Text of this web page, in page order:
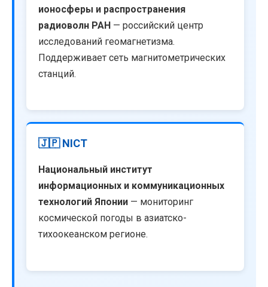
ионосферы и распространения
радиоволн РАН — российский центр
исследований геомагнетизма.
Поддерживает сеть магнитометрических
станций.
🇯🇵 NICT
Национальный институт
информационных и коммуникационных
технологий Японии — мониторинг
космической погоды в азиатско-
тихоокеанском регионе.